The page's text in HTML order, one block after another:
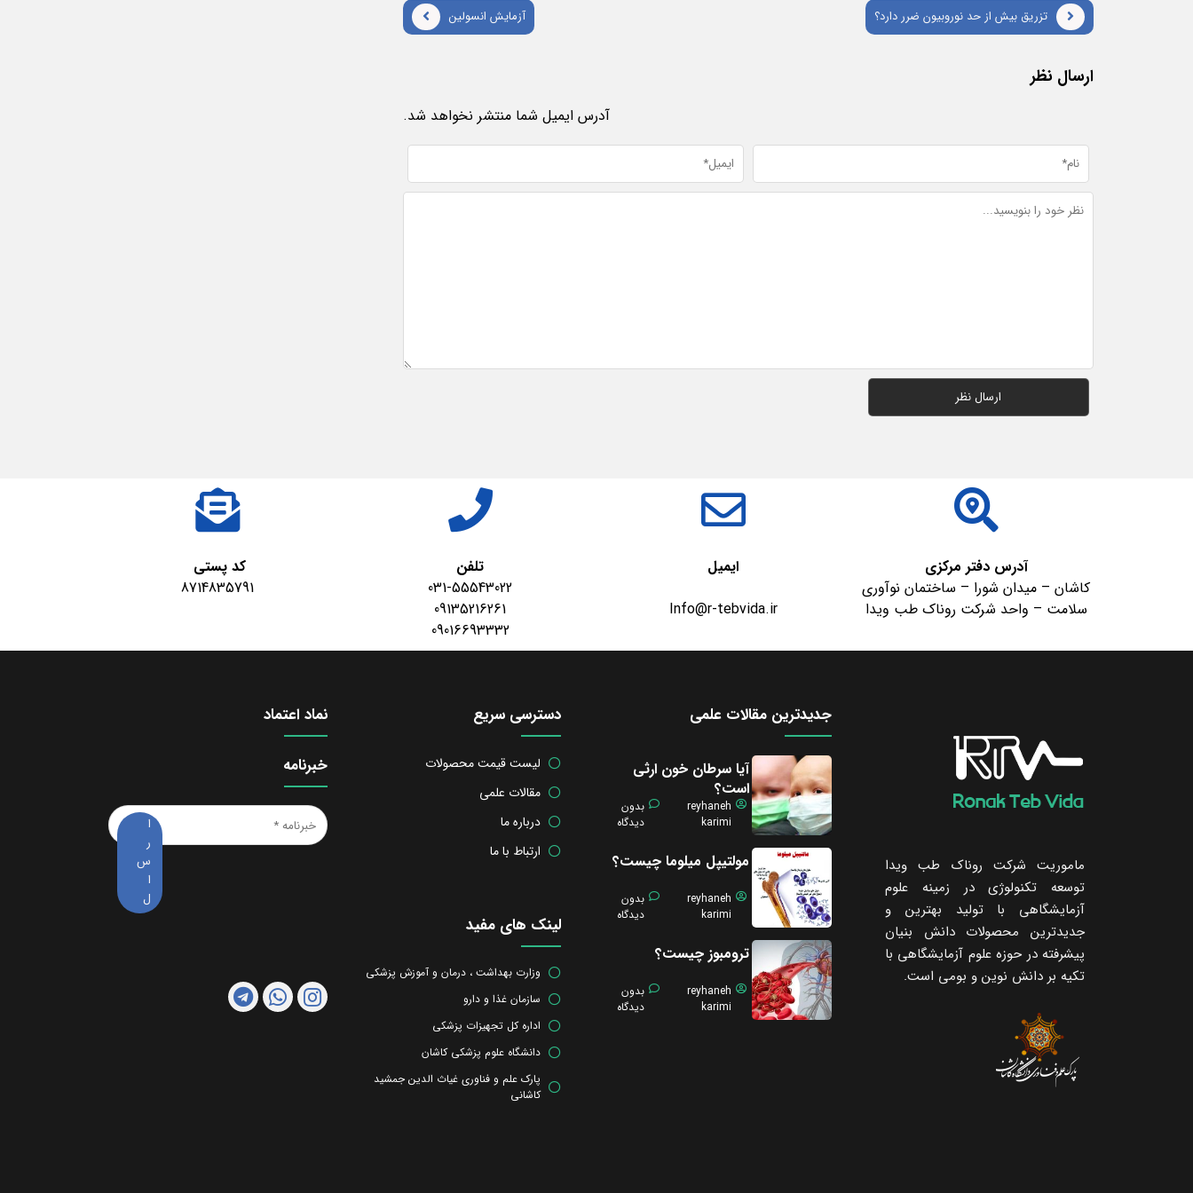
تزریق بیش ‌از حد نوروبیون ضرر دارد؟ آزمایش انسولین
ارسال نظر
آدرس ایمیل شما منتشر نخواهد شد.
آدرس دفتر مرکزی
کاشان – میدان شورا – ساختمان نوآوری
سلامت – واحد شرکت روناک طب ویدا
ایمیل
Info@r-tebvida.ir
تلفن
031-55543022
09135216261
09016693332
کد پستی
8714835791
ماموریت شرکت روناک طب ویدا
توسعه تکنولوژی در زمینه علوم
آزمایشگاهی با تولید بهترین و
جدیدترین محصولات دانش بنیان
پیشرفته در حوزه علوم آزمایشگاهی با
تکیه ‌بر دانش نوین و بومی است.
جدیدترین مقالات علمی
آیا سرطان خون ارثی
است؟
reyhaneh
karimi
بدون
دیدگاه
مولتیپل میلوما چیست؟
reyhaneh
karimi
بدون
دیدگاه
ترومبوز چیست؟
reyhaneh
karimi
بدون
دیدگاه
دسترسی سریع
لیست قیمت محصولات
مقالات علمی
درباره ما
ارتباط با ما
لینک های مفید
وزارت بهداشت ، درمان و آموزش پزشکی
سازمان غذا و دارو
اداره کل تجهیزات پزشکی
دانشگاه علوم پزشکی کاشان
پارک علم و فناوری غیاث الدین جمشید
کاشانی
نماد اعتماد
خبرنامه
خبرنامه
*